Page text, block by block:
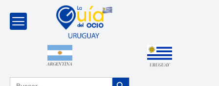
ARGENTINA URUGUAY
Buscar: Botón de búsqueda